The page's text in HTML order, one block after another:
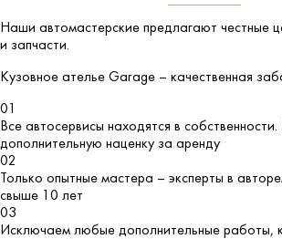
Наши автомастерские предлагают честные
и запчасти.
Кузовное ателье Garage – качественная
01
Все автосервисы находятся в
дополнительную наценку за аренду
02
Только опытные мастера – эксперты в
свыше 10 лет
03
Исключаем любые дополнительные работы,